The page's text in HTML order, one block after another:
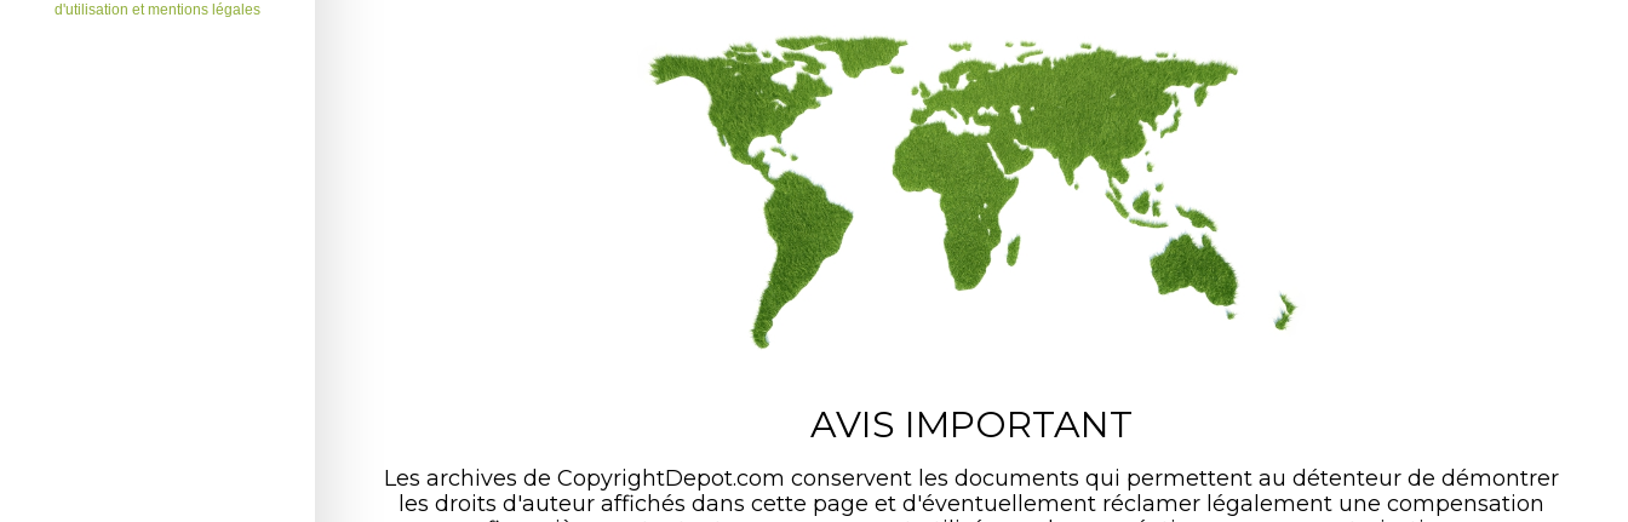
d'utilisation et mentions légales
AVIS IMPORTANT
Les archives de CopyrightDepot.com conservent les documents qui permettent au détenteur de démontrer
les droits d'auteur affichés dans cette page et d'éventuellement réclamer légalement une compensation